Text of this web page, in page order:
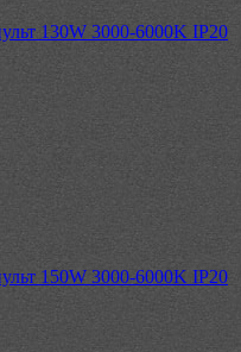
130W 3000-6000K IP20
150W 3000-6000K IP20